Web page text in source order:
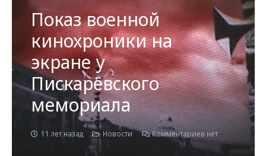
Показ военной
кинохроники на
экране у
Пискарёвского
мемориала
11 лет назад Новости Комментариев нет